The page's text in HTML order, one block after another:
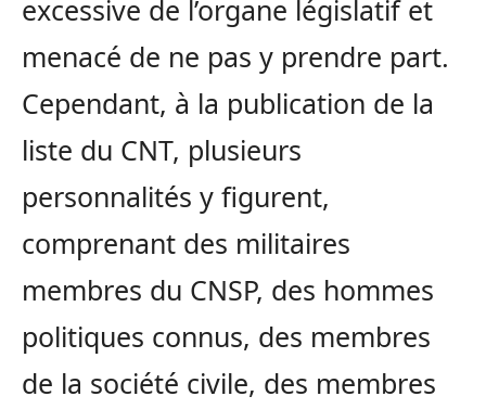
excessive de l’organe législatif et
menacé de ne pas y prendre part.
Cependant, à la publication de la
liste du CNT, plusieurs
personnalités y figurent,
comprenant des militaires
membres du CNSP, des hommes
politiques connus, des membres
de la société civile, des membres